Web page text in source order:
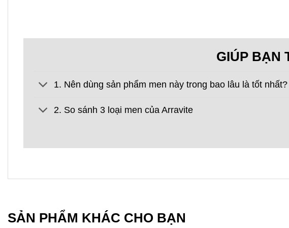
GIÚP BẠN
1. Nên dùng sản phẩm men này trong bao lâu là tốt
2. So sánh 3 loại men của Arravite
SẢN PHẨM KHÁC CHO BẠN